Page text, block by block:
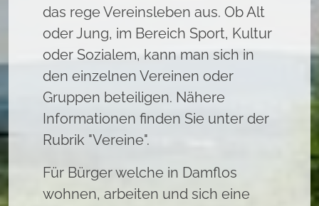
das rege Vereinsleben aus. Ob Alt
oder Jung, im Bereich Sport, Kultur
oder Sozialem, kann man sich in
den einzelnen Vereinen oder
Gruppen beteiligen. Nähere
Informationen finden Sie unter der
Rubrik "Vereine".
Für Bürger welche in Damflos
wohnen, arbeiten und sich eine